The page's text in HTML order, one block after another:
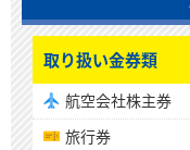
取り扱い金券類
航空会社株主券
旅行券